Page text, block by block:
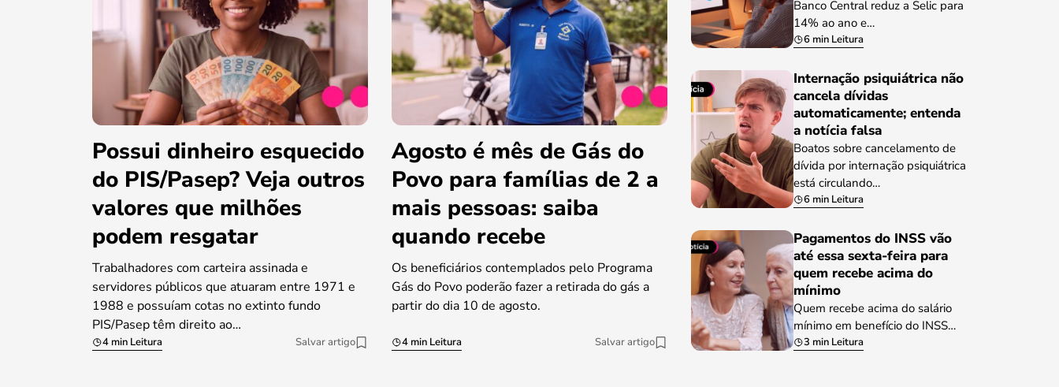
Possui dinheiro esquecido
do PIS/Pasep? Veja outros
valores que milhões
podem resgatar
Trabalhadores com carteira assinada e
servidores públicos que atuaram entre 1971 e
1988 e possuíam cotas no extinto fundo
PIS/Pasep têm direito ao…
4 min Leitura Salvar artigo
Agosto é mês de Gás do
Povo para famílias de 2 a
mais pessoas: saiba
quando recebe
Os beneficiários contemplados pelo Programa
Gás do Povo poderão fazer a retirada do gás a
partir do dia 10 de agosto.
4 min Leitura Salvar artigo
Banco Central reduz a Selic para
14% ao ano e…
6 min Leitura
Internação psiquiátrica não
cancela dívidas
automaticamente; entenda
a notícia falsa
Boatos sobre cancelamento de
dívida por internação psiquiátrica
está circulando…
6 min Leitura
Pagamentos do INSS vão
até essa sexta-feira para
quem recebe acima do
mínimo
Quem recebe acima do salário
mínimo em benefício do INSS…
3 min Leitura